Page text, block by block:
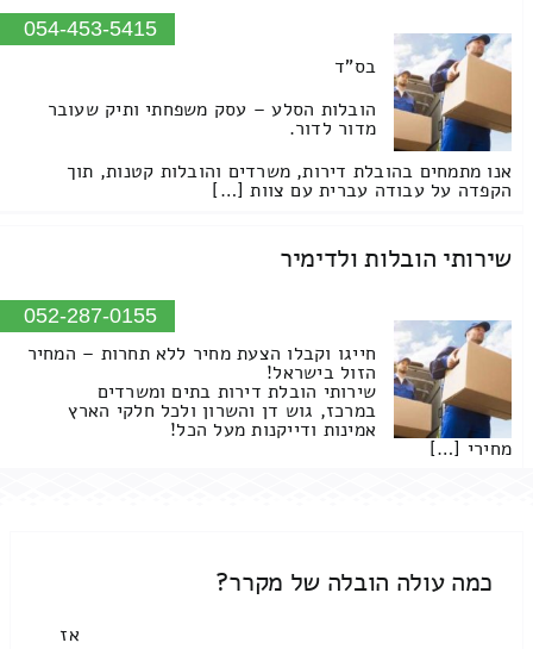
054-453-5415
בס"ד
הובלות הסלע – עסק משפחתי ותיק שעובר
מדור לדור.
אנו מתמחים בהובלת דירות, משרדים והובלות קטנות, תוך
הקפדה על עבודה עברית עם צוות […]
שירותי הובלות ולדימיר
052-287-0155
חייגו וקבלו הצעת מחיר ללא תחרות – המחיר
הזול בישראל!
שירותי הובלת דירות בתים ומשרדים
במרכז, גוש דן והשרון ולכל חלקי הארץ
אמינות ודייקנות מעל הכל!
מחירי […]
כמה עולה הובלה של מקרר?
אז